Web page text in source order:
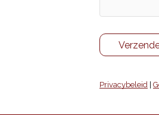
Privacybeleid